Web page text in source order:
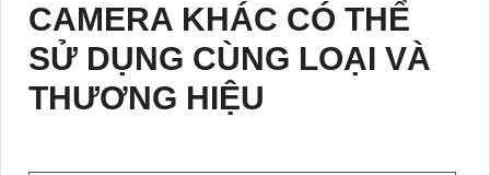
CAMERA KHÁC CÓ THỂ
SỬ DỤNG CÙNG LOẠI VÀ
THƯƠNG HIỆU